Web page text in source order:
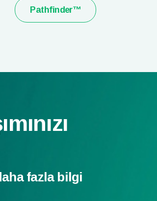
Pathfinder™
fazla bilgi